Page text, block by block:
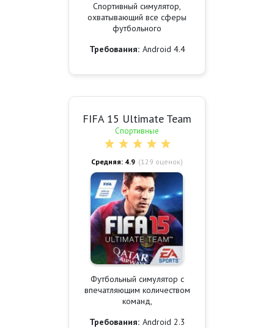
Спортивный симулятор,
охватывающий все сферы
футбольного
Требования: Android 4.4
FIFA 15 Ultimate Team
Спортивные
Средняя: 4.9 (129 оценок)
Футбольный симулятор с
впечатляющим количеством
команд,
Требования: Android 2.3